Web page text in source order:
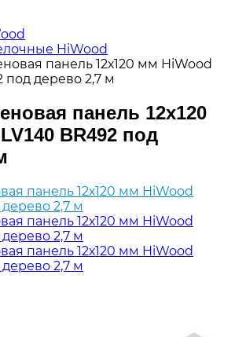
HiWood
панель 12х120 мм HiWood
под дерево 2,7 м
панель 12х120
BR492 под